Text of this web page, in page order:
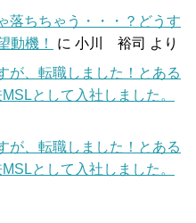
落ちちゃう・・・？どうす
動機！
に 小川 裕司 より
が、転職しました！とある
として入社しました。
が、転職しました！とある
として入社しました。